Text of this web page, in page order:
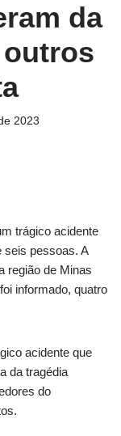
da
2023
trágico acidente
seis pessoas. A
região de Minas
informado, quatro
acidente que
da tragédia
do